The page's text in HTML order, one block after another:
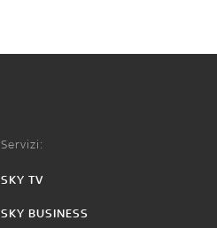
Servizi:
SKY TV
SKY BUSINESS